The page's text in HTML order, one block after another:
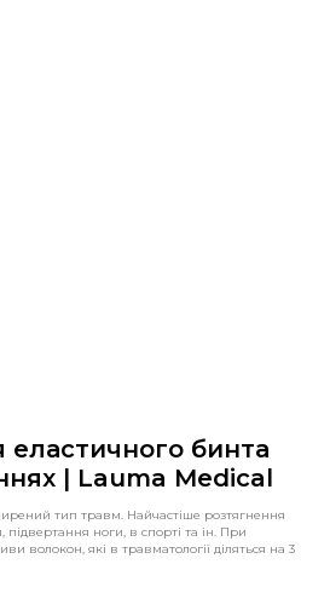
еластичного бинта
| Lauma Medical
тип травм. Найчастіше розтягнення
підвертання ноги, в спорті та ін. При
волокон, які в травматології діляться на 3